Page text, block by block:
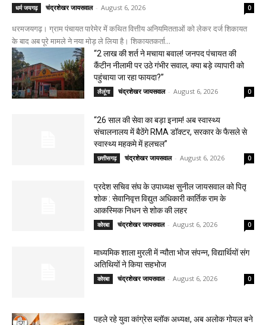
धर्म जयगढ़ चंद्रशेखर जायसवाल - August 6, 2026 0
धरमजयगढ़। ग्राम पंचायत पारेमेर में कथित वित्तीय अनियमितताओं को लेकर दर्ज शिकायत
के बाद अब पूरे मामले ने नया मोड़ ले लिया है। शिकायतकर्ता...
“2 लाख की शर्त ने मचाया बवाल! जनपद पंचायत की
कैंटीन नीलामी पर उठे गंभीर सवाल, क्या बड़े व्यापारी को
पहुंचाया जा रहा फायदा?”
लैलूंगा चंद्रशेखर जायसवाल - August 6, 2026 0
“26 साल की सेवा का बड़ा इनाम! अब स्वास्थ्य
संचालनालय में बैठेंगे RMA डॉक्टर, सरकार के फैसले से
स्वास्थ्य महकमे में हलचल”
छत्तीसगढ़ चंद्रशेखर जायसवाल - August 6, 2026 0
प्रदेश सचिव संघ के उपाध्यक्ष सुनील जायसवाल को पितृ
शोक : सेवानिवृत्त विद्युत अधिकारी कार्तिक राम के
आकस्मिक निधन से शोक की लहर
कोरबा चंद्रशेखर जायसवाल - August 6, 2026 0
माध्यमिक शाला मुरली में न्यौता भोज संपन्न, विद्यार्थियों संग
अतिथियों ने किया सहभोज
कोरबा चंद्रशेखर जायसवाल - August 6, 2026 0
पहले रहे युवा कांग्रेस ब्लॉक अध्यक्ष, अब अलोक गोयल बने